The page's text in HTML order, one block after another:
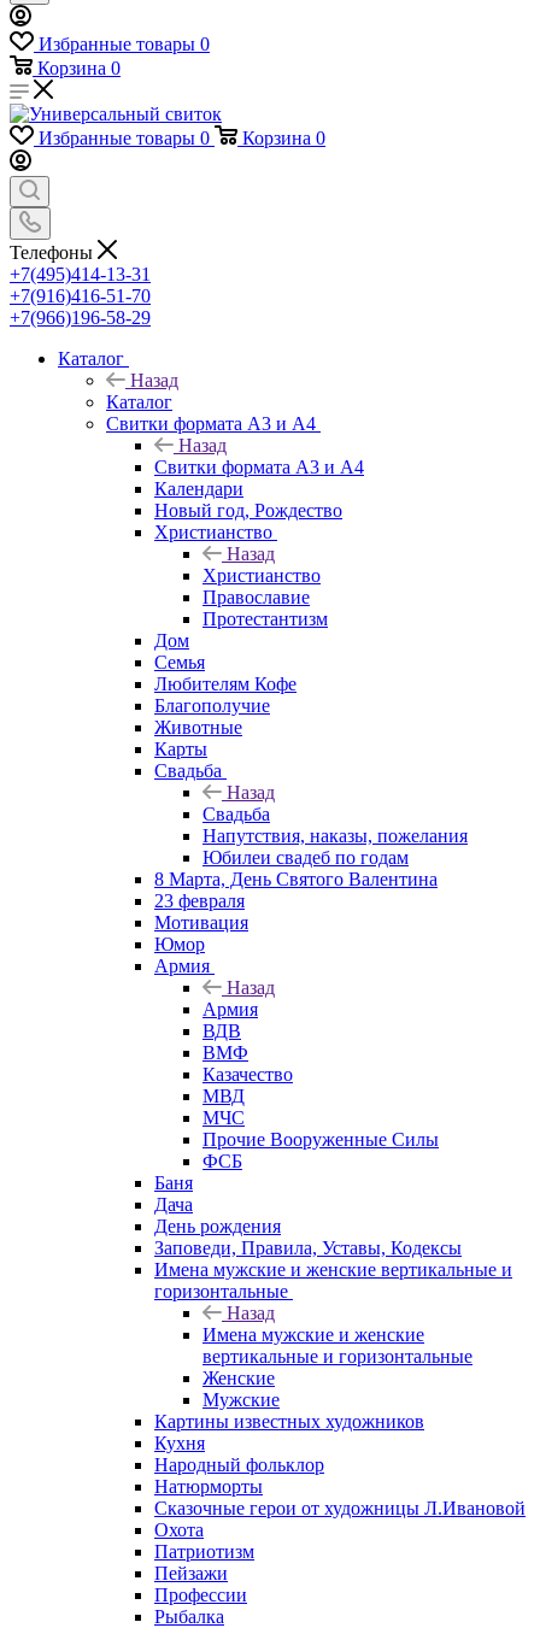
Избранные товары 0
Корзина 0
Избранные товары 0 Корзина 0
Телефоны
+7(495)414-13-31
+7(916)416-51-70
+7(966)196-58-29
Каталог
Назад
Каталог
Свитки формата А3 и А4
Назад
Свитки формата А3 и А4
Календари
Новый год, Рождество
Христианство
Назад
Христианство
Православие
Протестантизм
Дом
Семья
Любителям Кофе
Благополучие
Животные
Карты
Свадьба
Назад
Свадьба
Напутствия, наказы, пожелания
Юбилеи свадеб по годам
8 Марта, День Святого Валентина
23 февраля
Мотивация
Юмор
Армия
Назад
Армия
ВДВ
ВМФ
Казачество
МВД
МЧС
Прочие Вооруженные Силы
ФСБ
Баня
Дача
День рождения
Заповеди, Правила, Уставы, Кодексы
Имена мужские и женские вертикальные и
горизонтальные
Назад
Имена мужские и женские
вертикальные и горизонтальные
Женские
Мужские
Картины известных художников
Кухня
Народный фольклор
Натюрморты
Сказочные герои от художницы Л.Ивановой
Охота
Патриотизм
Пейзажи
Профессии
Рыбалка